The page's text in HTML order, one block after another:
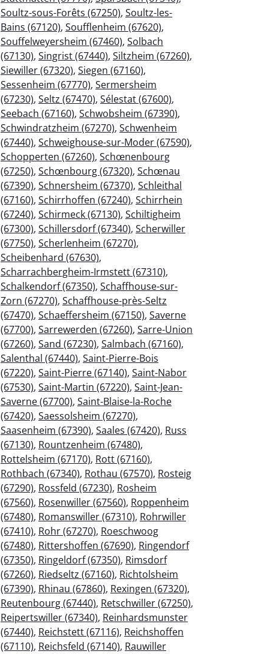
Soultz-sous-Forêts (67250), Soultz-les-
Bains (67120), Soufflenheim (67620),
Souffelweyersheim (67460), Solbach
(67130), Singrist (67440), Siltzheim (67260),
Siewiller (67320), Siegen (67160),
Sessenheim (67770), Sermersheim
(67230), Seltz (67470), Sélestat (67600),
Seebach (67160), Schwobsheim (67390),
Schwindratzheim (67270), Schwenheim
(67440), Schweighouse-sur-Moder (67590),
Schopperten (67260), Schœnenbourg
(67250), Schœnbourg (67320), Schœnau
(67390), Schnersheim (67370), Schleithal
(67160), Schirrhoffen (67240), Schirrhein
(67240), Schirmeck (67130), Schiltigheim
(67300), Schillersdorf (67340), Scherwiller
(67750), Scherlenheim (67270),
Scheibenhard (67630),
Scharrachbergheim-Irmstett (67310),
Schalkendorf (67350), Schaffhouse-sur-
Zorn (67270), Schaffhouse-près-Seltz
(67470), Schaeffersheim (67150), Saverne
(67700), Sarrewerden (67260), Sarre-Union
(67260), Sand (67230), Salmbach (67160),
Salenthal (67440), Saint-Pierre-Bois
(67220), Saint-Pierre (67140), Saint-Nabor
(67530), Saint-Martin (67220), Saint-Jean-
Saverne (67700), Saint-Blaise-la-Roche
(67420), Saessolsheim (67270),
Saasenheim (67390), Saales (67420), Russ
(67130), Rountzenheim (67480),
Rottelsheim (67170), Rott (67160),
Rothbach (67340), Rothau (67570), Rosteig
(67290), Rossfeld (67230), Rosheim
(67560), Rosenwiller (67560), Roppenheim
(67480), Romanswiller (67310), Rohrwiller
(67410), Rohr (67270), Roeschwoog
(67480), Rittershoffen (67690), Ringendorf
(67350), Ringeldorf (67350), Rimsdorf
(67260), Riedseltz (67160), Richtolsheim
(67390), Rhinau (67860), Rexingen (67320),
Reutenbourg (67440), Retschwiller (67250),
Reipertswiller (67340), Reinhardsmunster
(67440), Reichstett (67116), Reichshoffen
(67110), Reichsfeld (67140), Rauwiller